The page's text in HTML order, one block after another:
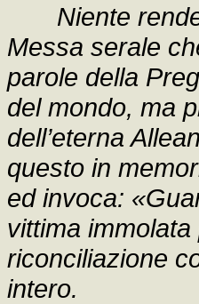
Niente
Messa serale
parole della
del mondo, ma
dell’eterna
questo in
ed invoca:
vittima
riconciliazione
intero.